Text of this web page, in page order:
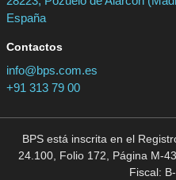
España
Contactos
info@bps.com.es
+91 313 79 00
BPS está inscrita en el
24.100, Folio 172, Página M-
Fiscal: